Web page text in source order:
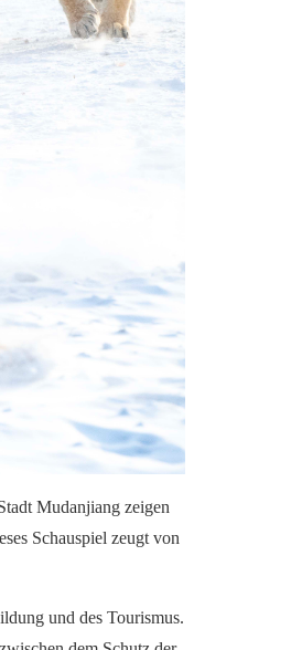
Mudanjiang zeigen
Schauspiel zeugt von
und des Tourismus.